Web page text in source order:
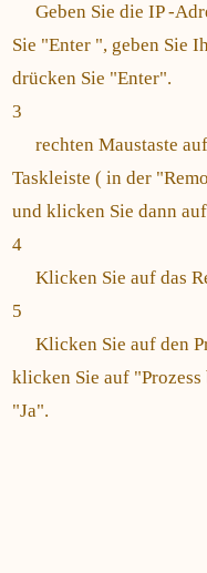
Geben Sie die IP -
Sie "Enter ", geben Sie
drücken Sie "Enter".
3
rechten Maustaste
Taskleiste ( in der
und klicken Sie dann
4
Klicken Sie auf das
5
Klicken Sie auf den
klicken Sie auf
"Ja".